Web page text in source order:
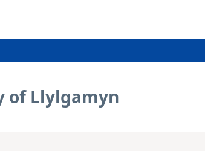
of Llylgamyn